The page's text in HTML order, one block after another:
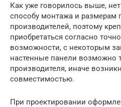
Как уже говорилось выше,
способу монтажа и размерам
производителей, поэтому
приобретаться согласно
возможности, с некоторым
настенные панели возможно
производителя, иначе
совместимостью.
При проектировании